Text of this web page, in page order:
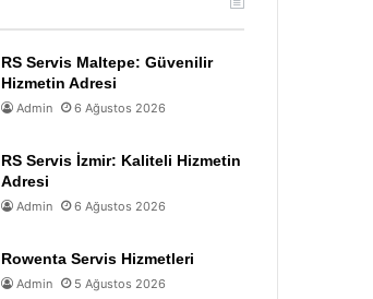
RS Servis Maltepe: Güvenilir
Hizmetin Adresi
Admin 6 Ağustos 2026
RS Servis İzmir: Kaliteli Hizmetin
Adresi
Admin 6 Ağustos 2026
Rowenta Servis Hizmetleri
Admin 5 Ağustos 2026